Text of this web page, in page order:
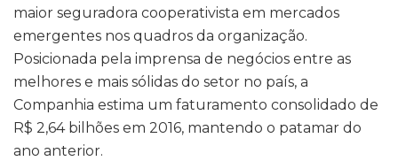
maior seguradora cooperativista em mercados
emergentes nos quadros da organização.
Posicionada pela imprensa de negócios entre as
melhores e mais sólidas do setor no país, a
Companhia estima um faturamento consolidado de
R$ 2,64 bilhões em 2016, mantendo o patamar do
ano anterior.